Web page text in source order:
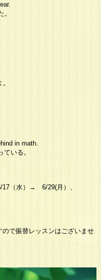
in math.
いる。
/17（水） → 6/29(月）、
ので振替レッスンはございませ